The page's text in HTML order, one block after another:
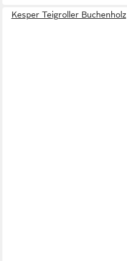
Kesper Teigroller Buchenholz